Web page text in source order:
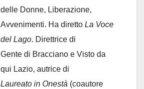
delle Donne, Liberazione,
Avvenimenti. Ha diretto La Voce
del Lago. Direttrice di
Gente di Bracciano e Visto da
qui Lazio, autrice di
Laureato in Onestà (coautore